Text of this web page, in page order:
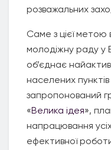
розважальних
Саме з цієї
молодіжну раду у
об’єднає
населених пунктів
запропонований
«Велика ідея»,
напрацювання
ефективної